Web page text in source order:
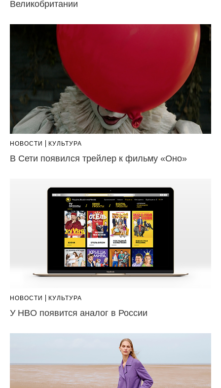
Великобритании
НОВОСТИ КУЛЬТУРА
В Сети появился трейлер к фильму «Оно»
НОВОСТИ КУЛЬТУРА
У HBO появится аналог в России